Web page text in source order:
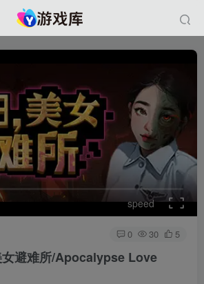
speed
0 30 5
避难所/Apocalypse Love